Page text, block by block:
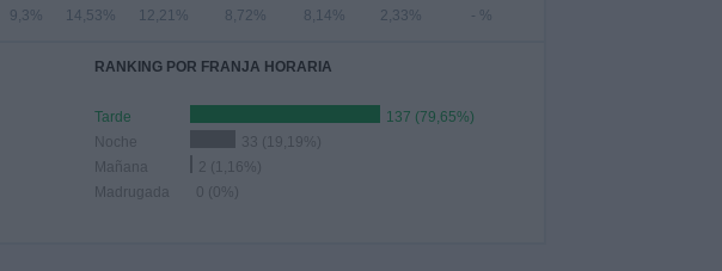
9,3% 14,53% 12,21% 8,72% 8,14% 2,33% - %
RANKING POR FRANJA HORARIA
Tarde
137 (79,65%)
Noche
33 (19,19%)
Mañana
2 (1,16%)
Madrugada
0 (0%)